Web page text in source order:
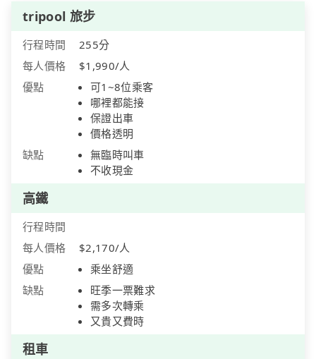
tripool 旅步
行程時間
255分
每人價格
$1,990/人
優點
可1~8位乘客
哪裡都能接
保證出車
價格透明
缺點
無臨時叫車
不收現金
高鐵
行程時間
每人價格
$2,170/人
優點
乘坐舒適
缺點
旺季一票難求
需多次轉乘
又貴又費時
租車